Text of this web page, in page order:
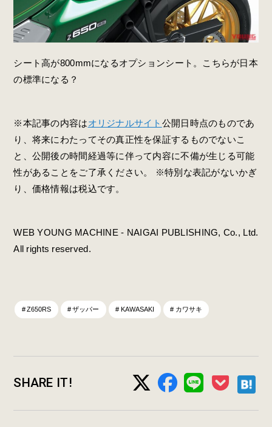
シート高が800mmになるオプションシート。こちらが日本
の標準になる？
※本記事の内容はオリジナルサイト 公開日時点のものであ
り、将来にわたってその真正性を保証するものでないこ
と、公開後の時間経過等に伴って内容に不備が生じる可能
性があることをご了承ください。 ※特別な表記がないかぎ
り、価格情報は税込です。
WEB YOUNG MACHINE - NAIGAI PUBLISHING, Co., Ltd.
All rights reserved.
Z650RS ザッパー KAWASAKI カワサキ
SHARE IT!